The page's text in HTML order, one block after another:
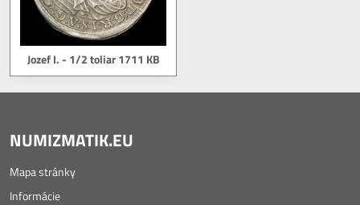
Jozef I. - 1/2 toliar 1711 KB
NUMIZMATIK.EU
Mapa stránky
Informácie